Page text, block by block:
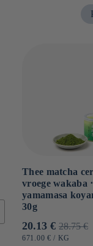
Thee matcha
vroege wakaba ⋅
yamamasa
30g
20.13 €
prijs
28.75 €
EENHEIDSPRIJS
671.00 € / PER
KG